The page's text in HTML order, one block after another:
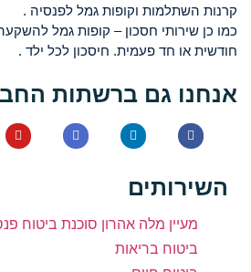
וקופות גמל לפנסיה .
שירותי חסכון – קופות גמל להשקעה ,
או חד פעמית. חיסכון לכל ילד .
גם ברשתות
מעיין מלה אהרון סוכנת ביטוח פנסיוני
ביטוח בריאות